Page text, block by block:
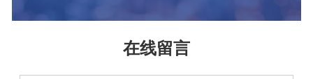
在线留言